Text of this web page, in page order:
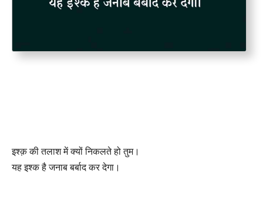
इश्क़ की तलाश में क्यों निकलते हो तुम।
यह इश्क है जनाब बर्बाद कर देगा।